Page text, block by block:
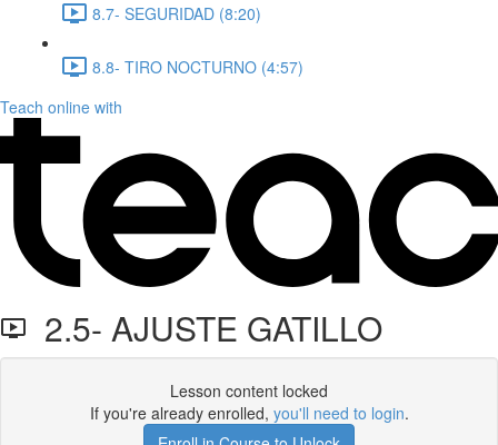
8.7- SEGURIDAD (8:20)
8.8- TIRO NOCTURNO (4:57)
Teach online with
2.5- AJUSTE GATILLO
Lesson content locked
If you're already enrolled, you'll need to login.